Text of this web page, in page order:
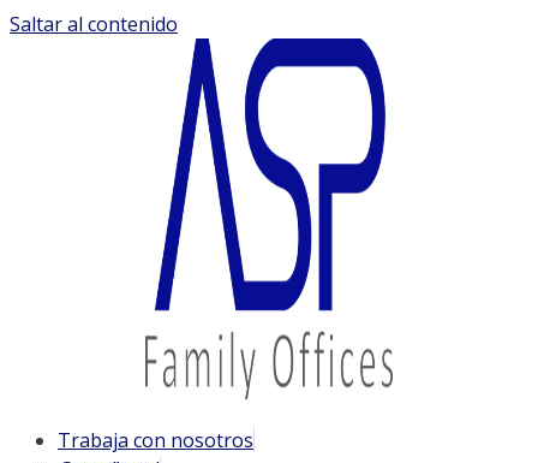
Saltar al contenido
Trabaja con nosotros